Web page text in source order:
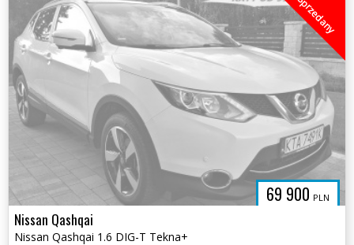
69 900 PLN
Sprzedany
Nissan Qashqai
Nissan Qashqai 1.6 DIG-T Tekna+